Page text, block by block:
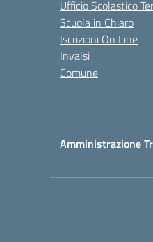
Ufficio Scolastico
Scuola in Chiaro
Iscrizioni On Line
Invalsi
Comune
Amministrazione